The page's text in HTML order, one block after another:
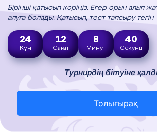
Бірінші қатысып көріңіз. Егер орын алып
алуға болады. Қатысып, тест тапсыру тегін
24
Күн
12
Сағат
8
Минут
39
Секунд
Турнирдің бітуіне
Толығырақ